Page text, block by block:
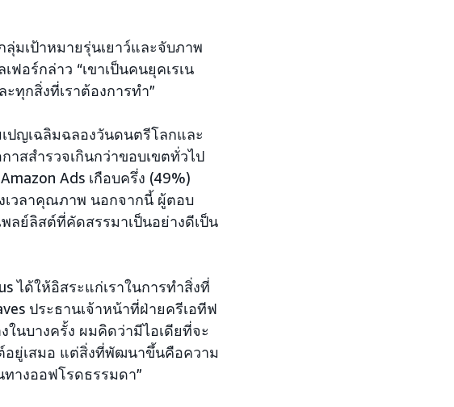
มเป้าหมายรุ่นเยาว์และจับภาพ
อร์กล่าว “เขาเป็นคนยุคเรเน
ทุกสิ่งที่เราต้องการทำ”
เปญเฉลิมฉลองวันดนตรีโลกและ
าสสำรวจเกินกว่าขอบเขตทั่วไป
Ads เกือบครึ่ง (49%)
เวลาคุณภาพ นอกจากนี้ ผู้ตอบ
ลย์ลิสต์ที่คัดสรรมาเป็นอย่างดีเป็น
ได้ให้อิสระแก่เราในการทำสิ่งที่
ประธานเจ้าหน้าที่ฝ่ายครีเอทีฟ
ในบางครั้ง ผมคิดว่ามีไอเดียที่จะ
อยู่เสมอ แต่สิ่งที่พัฒนาขึ้นคือความ
างออฟโรดธรรมดา”